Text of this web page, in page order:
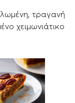
τραγανή
χειμωνιάτικο